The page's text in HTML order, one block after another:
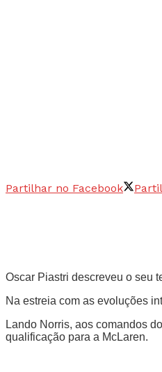
Partilhar no Facebook
Oscar Piastri descreveu o seu
Na estreia com as evoluções
Lando Norris, aos comandos
qualificação para a McLaren.